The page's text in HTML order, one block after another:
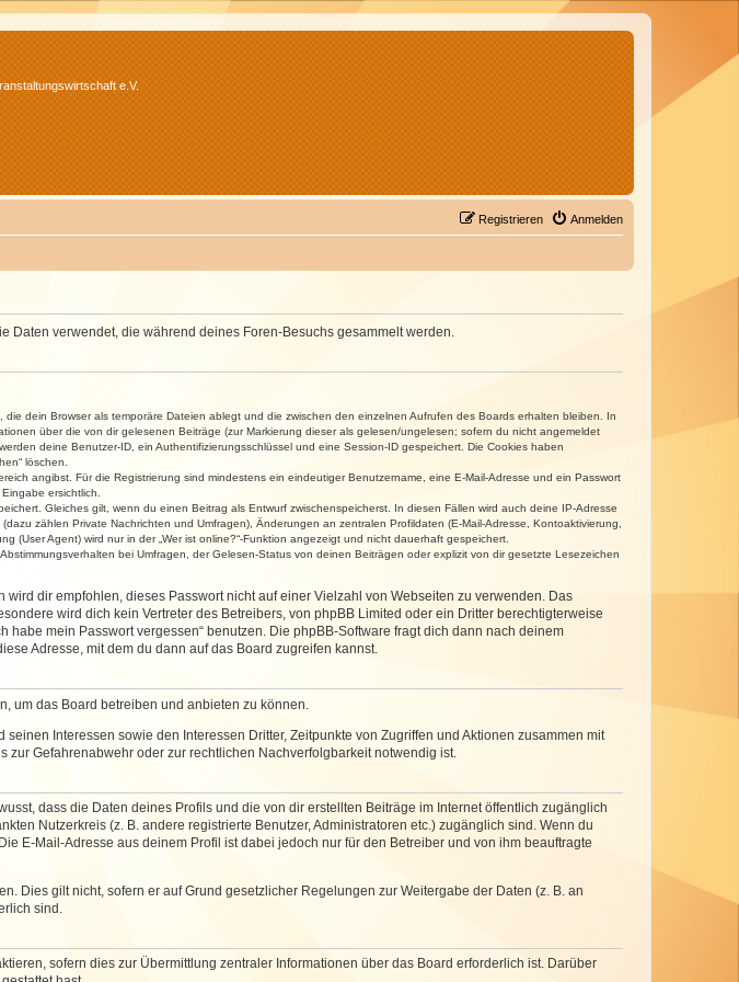
e.V.
Anmelden
Registrieren
Daten verwendet, die während deines Foren-Besuchs gesammelt werden.
dein Browser als temporäre Dateien ablegt und die zwischen den einzelnen Aufrufen des Boards erhalten bleiben. In
über die von dir gelesenen Beiträge (zur Markierung dieser als gelesen/ungelesen; sofern du nicht angemeldet
deine Benutzer-ID, ein Authentifizierungsschlüssel und eine Session-ID gespeichert. Die Cookies haben
löschen.
angibst. Für die Registrierung sind mindestens ein eindeutiger Benutzername, eine E-Mail-Adresse und ein Passwort
ersichtlich.
Gleiches gilt, wenn du einen Beitrag als Entwurf zwischenspeicherst. In diesen Fällen wird auch deine IP-Adresse
zählen Private Nachrichten und Umfragen), Änderungen an zentralen Profildaten (E-Mail-Adresse, Kontoaktivierung,
(User Agent) wird nur in der „Wer ist online?“-Funktion angezeigt und nicht dauerhaft gespeichert.
bei Umfragen, der Gelesen-Status von deinen Beiträgen oder explizit von dir gesetzte Lesezeichen
dir empfohlen, dieses Passwort nicht auf einer Vielzahl von Webseiten zu verwenden. Das
wird dich kein Vertreter des Betreibers, von phpBB Limited oder ein Dritter berechtigterweise
mein Passwort vergessen“ benutzen. Die phpBB-Software fragt dich dann nach deinem
Adresse, mit dem du dann auf das Board zugreifen kannst.
um das Board betreiben und anbieten zu können.
Interessen sowie den Interessen Dritter, Zeitpunkte von Zugriffen und Aktionen zusammen mit
Gefahrenabwehr oder zur rechtlichen Nachverfolgbarkeit notwendig ist.
dass die Daten deines Profils und die von dir erstellten Beiträge im Internet öffentlich zugänglich
Nutzerkreis (z. B. andere registrierte Benutzer, Administratoren etc.) zugänglich sind. Wenn du
E-Mail-Adresse aus deinem Profil ist dabei jedoch nur für den Betreiber und von ihm beauftragte
Dies gilt nicht, sofern er auf Grund gesetzlicher Regelungen zur Weitergabe der Daten (z. B. an
sind.
sofern dies zur Übermittlung zentraler Informationen über das Board erforderlich ist. Darüber